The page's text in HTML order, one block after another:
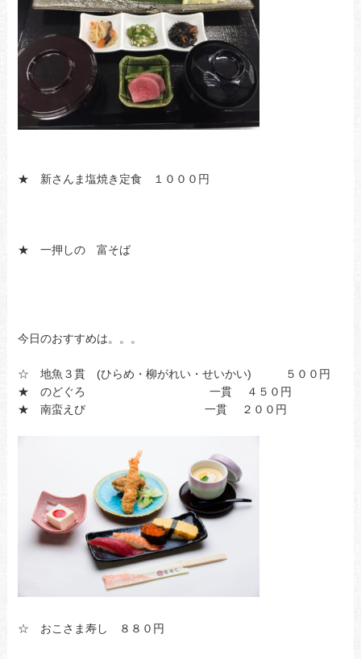
★ 新さんま塩焼き定食 １０００円
★ 一押しの 富そば
今日のおすすめは。。。
☆ 地魚３貫 (ひらめ・柳がれい・せいかい) ５００円
★ のどぐろ 一貫 ４５０円
★ 南蛮えび 一貫 ２００円
☆ おこさま寿し ８８０円